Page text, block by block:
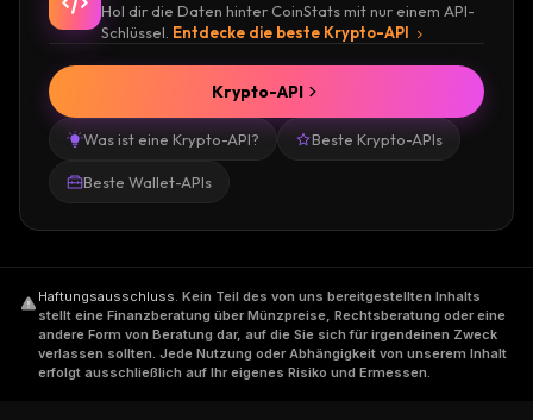
Hol dir die Daten hinter CoinStats mit nur einem API-
Schlüssel. Entdecke die beste Krypto-API
Was ist eine Krypto-API? Beste Krypto-APIs
Beste Wallet-APIs
Krypto-API
Haftungsausschluss. Kein Teil des von uns bereitgestellten Inhalts
stellt eine Finanzberatung über Münzpreise, Rechtsberatung oder eine
andere Form von Beratung dar, auf die Sie sich für irgendeinen Zweck
verlassen sollten. Jede Nutzung oder Abhängigkeit von unserem Inhalt
erfolgt ausschließlich auf Ihr eigenes Risiko und Ermessen.